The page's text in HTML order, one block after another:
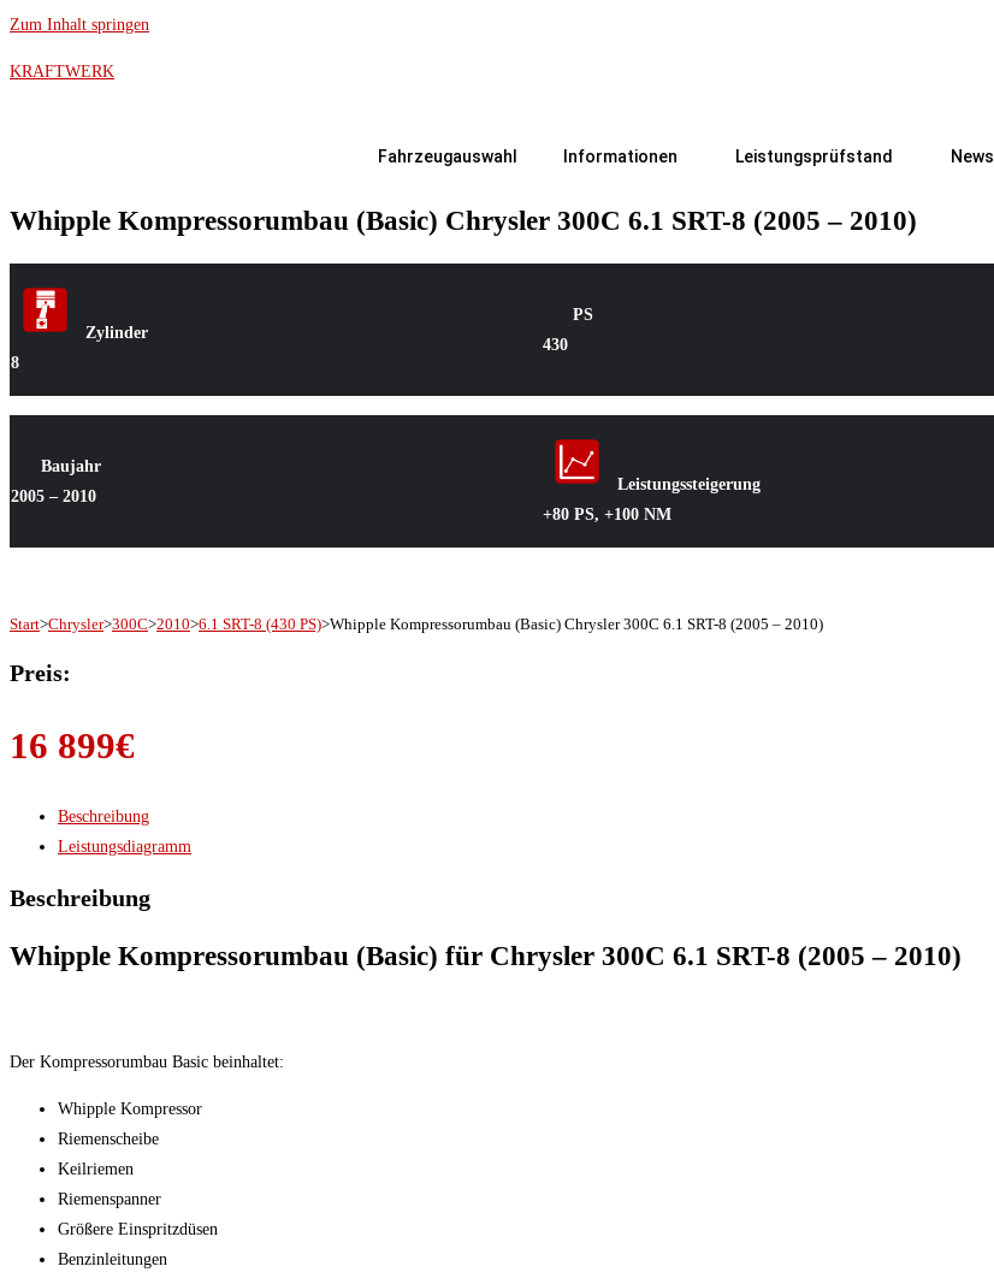
Zum Inhalt springen
KRAFTWERK
Fahrzeugauswahl Informationen Leistungsprüfstand News
Whipple Kompressorumbau (Basic) Chrysler 300C 6.1 SRT-8 (2005 – 2010)
Zylinder
8
PS
430
Baujahr
2005 – 2010
Leistungssteigerung
+80 PS, +100 NM
Start>Chrysler>300C>2010>6.1 SRT-8 (430 PS)>Whipple Kompressorumbau (Basic) Chrysler 300C 6.1 SRT-8 (2005 – 2010)
Preis:
16 899€
Beschreibung
Leistungsdiagramm
Beschreibung
Whipple Kompressorumbau (Basic) für Chrysler 300C 6.1 SRT-8 (2005 – 2010)
Der Kompressorumbau Basic beinhaltet:
Whipple Kompressor
Riemenscheibe
Keilriemen
Riemenspanner
Größere Einspritzdüsen
Benzinleitungen